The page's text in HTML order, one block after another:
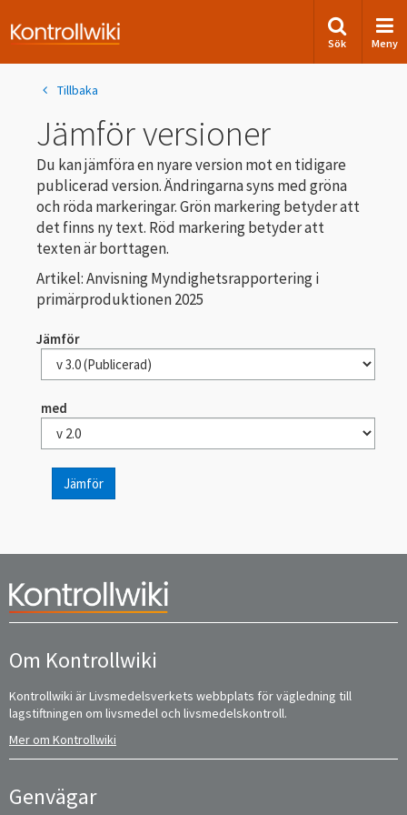
Sök Meny
Tillbaka
Jämför versioner
Du kan jämföra en nyare version mot en tidigare
publicerad version. Ändringarna syns med gröna
och röda markeringar. Grön markering betyder att
det finns ny text. Röd markering betyder att
texten är borttagen.
Artikel: Anvisning Myndighetsrapportering i
primärproduktionen 2025
Jämför
med
Jämför
Om Kontrollwiki
Kontrollwiki är Livsmedelsverkets webbplats för vägledning till
lagstiftningen om livsmedel och livsmedelskontroll.
Mer om Kontrollwiki
Genvägar